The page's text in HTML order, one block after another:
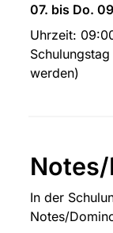
07. bis Do.
Uhrzeit:
werden)
In der
Notes/